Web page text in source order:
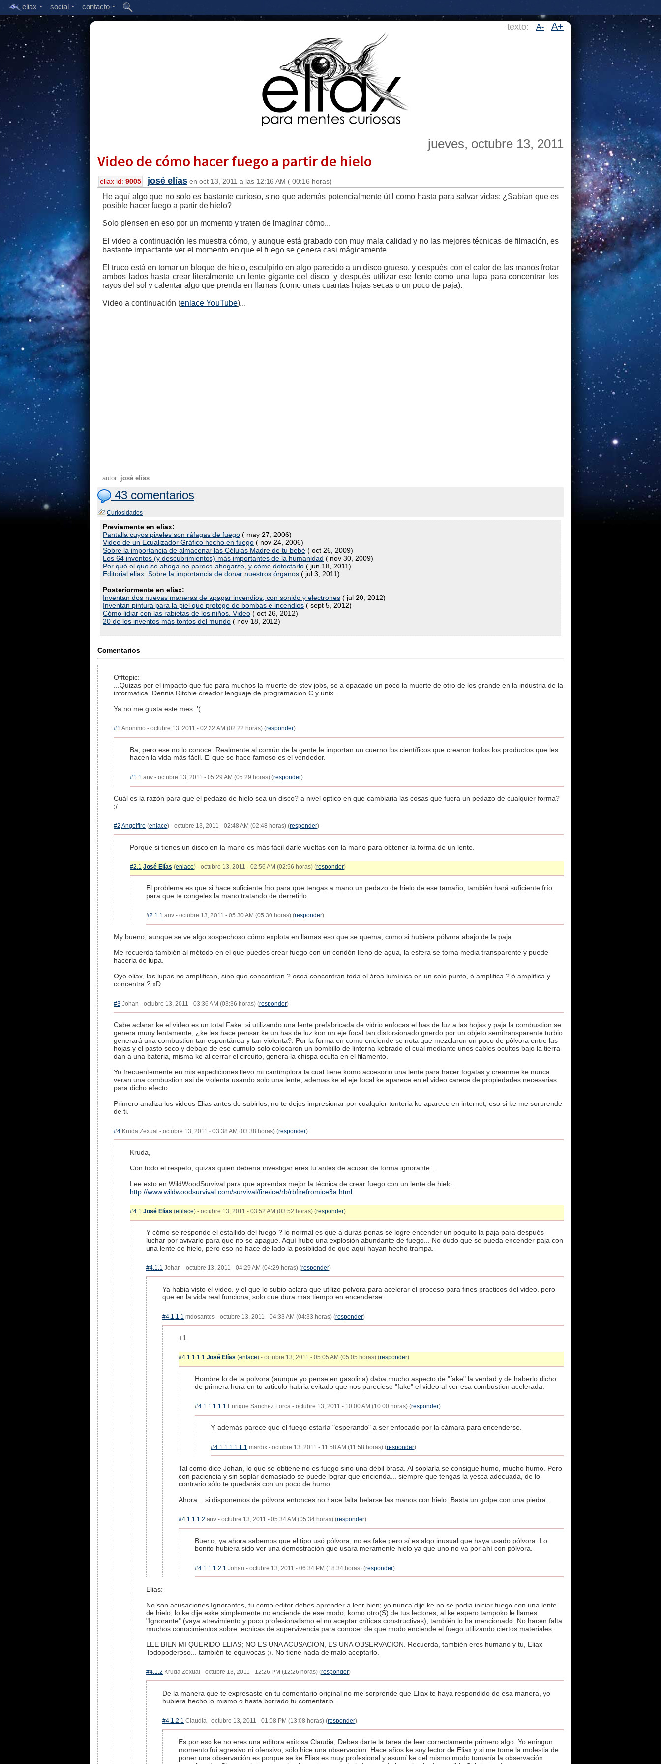
eliax social contacto
texto: A- A+
jueves, octubre 13, 2011
Video de cómo hacer fuego a partir de hielo
eliax id: 9005 josé elías en oct 13, 2011 a las 12:16 AM ( 00:16 horas)
He aquí algo que no solo es bastante curioso, sino que además potencialmente útil como hasta para salvar vidas: ¿Sabían que es
posible hacer fuego a partir de hielo?
Solo piensen en eso por un momento y traten de imaginar cómo...
El video a continuación les muestra cómo, y aunque está grabado con muy mala calidad y no las mejores técnicas de filmación, es
bastante impactante ver el momento en que el fuego se genera casi mágicamente.
El truco está en tomar un bloque de hielo, esculpirlo en algo parecido a un disco grueso, y después con el calor de las manos frotar
ambos lados hasta crear literalmente un lente gigante del disco, y después utilizar ese lente como una lupa para concentrar los
rayos del sol y calentar algo que prenda en llamas (como unas cuantas hojas secas o un poco de paja).
Video a continuación (enlace YouTube)...
autor: josé elías
43 comentarios
Curiosidades
Previamente en eliax:
Pantalla cuyos pixeles son ráfagas de fuego ( may 27, 2006)
Video de un Ecualizador Gráfico hecho en fuego ( nov 24, 2006)
Sobre la importancia de almacenar las Células Madre de tu bebé ( oct 26, 2009)
Los 64 inventos (y descubrimientos) más importantes de la humanidad ( nov 30, 2009)
Por qué el que se ahoga no parece ahogarse, y cómo detectarlo ( jun 18, 2011)
Editorial eliax: Sobre la importancia de donar nuestros órganos ( jul 3, 2011)
Posteriormente en eliax:
Inventan dos nuevas maneras de apagar incendios, con sonido y electrones ( jul 20, 2012)
Inventan pintura para la piel que protege de bombas e incendios ( sept 5, 2012)
Cómo lidiar con las rabietas de los niños. Video ( oct 26, 2012)
20 de los inventos más tontos del mundo ( nov 18, 2012)
Comentarios
Offtopic:
...Quizas por el impacto que fue para muchos la muerte de stev jobs, se a opacado un poco la muerte de otro de los grande en la industria de la
informatica. Dennis Ritchie creador lenguaje de programacion C y unix.
Ya no me gusta este mes :'(
#1 Anonimo - octubre 13, 2011 - 02:22 AM (02:22 horas) (responder)
Ba, pero ese no lo conoce. Realmente al común de la gente le importan un cuerno los científicos que crearon todos los productos que les
hacen la vida más fácil. El que se hace famoso es el vendedor.
#1.1 anv - octubre 13, 2011 - 05:29 AM (05:29 horas) (responder)
Cuál es la razón para que el pedazo de hielo sea un disco? a nivel optico en que cambiaria las cosas que fuera un pedazo de cualquier forma?
:/
#2 Angelfire (enlace) - octubre 13, 2011 - 02:48 AM (02:48 horas) (responder)
Porque si tienes un disco en la mano es más fácil darle vueltas con la mano para obtener la forma de un lente.
#2.1 José Elías (enlace) - octubre 13, 2011 - 02:56 AM (02:56 horas) (responder)
El problema es que si hace suficiente frío para que tengas a mano un pedazo de hielo de ese tamaño, también hará suficiente frío
para que te congeles la mano tratando de derretirlo.
#2.1.1 anv - octubre 13, 2011 - 05:30 AM (05:30 horas) (responder)
My bueno, aunque se ve algo sospechoso cómo explota en llamas eso que se quema, como si hubiera pólvora abajo de la paja.
Me recuerda también al método en el que puedes crear fuego con un condón lleno de agua, la esfera se torna media transparente y puede
hacerla de lupa.
Oye eliax, las lupas no amplifican, sino que concentran ? osea concentran toda el área lumínica en un solo punto, ó amplifica ? ó amplifica y
concentra ? xD.
#3 Johan - octubre 13, 2011 - 03:36 AM (03:36 horas) (responder)
Cabe aclarar ke el video es un total Fake: si utilizando una lente prefabricada de vidrio enfocas el has de luz a las hojas y paja la combustion se
genera muuy lentamente, ¿ke les hace pensar ke un has de luz kon un eje focal tan distorsionado gnerdo por un objeto semitransparente turbio
generará una combustion tan espontánea y tan violenta?. Por la forma en como enciende se nota que mezclaron un poco de pólvora entre las
hojas y el pasto seco y debajo de ese cumulo solo colocaron un bombillo de linterna kebrado el cual mediante unos cables ocultos bajo la tierra
dan a una bateria, misma ke al cerrar el circuito, genera la chispa oculta en el filamento.
Yo frecuentemente en mis expediciones llevo mi cantimplora la cual tiene komo accesorio una lente para hacer fogatas y creanme ke nunca
veran una combustion asi de violenta usando solo una lente, ademas ke el eje focal ke aparece en el video carece de propiedades necesarias
para dicho efecto.
Primero analiza los videos Elias antes de subirlos, no te dejes impresionar por cualquier tonteria ke aparece en internet, eso si ke me sorprende
de ti.
#4 Kruda Zexual - octubre 13, 2011 - 03:38 AM (03:38 horas) (responder)
Kruda,
Con todo el respeto, quizás quien debería investigar eres tu antes de acusar de forma ignorante...
Lee esto en WildWoodSurvival para que aprendas mejor la técnica de crear fuego con un lente de hielo:
http://www.wildwoodsurvival.com/survival/fire/ice/rb/rbfirefromice3a.html
#4.1 José Elías (enlace) - octubre 13, 2011 - 03:52 AM (03:52 horas) (responder)
Y cómo se responde el estallido del fuego ? lo normal es que a duras penas se logre encender un poquito la paja para después
luchar por avivarlo para que no se apague. Aquí hubo una explosión abundante de fuego... No dudo que se pueda encender paja con
una lente de hielo, pero eso no hace de lado la posiblidad de que aquí hayan hecho trampa.
#4.1.1 Johan - octubre 13, 2011 - 04:29 AM (04:29 horas) (responder)
Ya habia visto el video, y el que lo subio aclara que utilizo polvora para acelerar el proceso para fines practicos del video, pero
que en la vida real funciona, solo que dura mas tiempo en encenderse.
#4.1.1.1 mdosantos - octubre 13, 2011 - 04:33 AM (04:33 horas) (responder)
+1
#4.1.1.1.1 José Elías (enlace) - octubre 13, 2011 - 05:05 AM (05:05 horas) (responder)
Hombre lo de la polvora (aunque yo pense en gasolina) daba mucho aspecto de "fake" la verdad y de haberlo dicho
de primera hora en tu articulo habria evitado que nos pareciese "fake" el video al ver esa combustion acelerada.
#4.1.1.1.1.1 Enrique Sanchez Lorca - octubre 13, 2011 - 10:00 AM (10:00 horas) (responder)
Y además parece que el fuego estaría "esperando" a ser enfocado por la cámara para encenderse.
#4.1.1.1.1.1.1 mardix - octubre 13, 2011 - 11:58 AM (11:58 horas) (responder)
Tal como dice Johan, lo que se obtiene no es fuego sino una débil brasa. Al soplarla se consigue humo, mucho humo. Pero
con paciencia y sin soplar demasiado se puede lograr que encienda... siempre que tengas la yesca adecuada, de lo
contrario sólo te quedarás con un poco de humo.
Ahora... si disponemos de pólvora entonces no hace falta helarse las manos con hielo. Basta un golpe con una piedra.
#4.1.1.1.2 anv - octubre 13, 2011 - 05:34 AM (05:34 horas) (responder)
Bueno, ya ahora sabemos que el tipo usó pólvora, no es fake pero sí es algo inusual que haya usado pólvora. Lo
bonito hubiera sido ver una demostración que usara meramente hielo ya que uno no va por ahí con pólvora.
#4.1.1.1.2.1 Johan - octubre 13, 2011 - 06:34 PM (18:34 horas) (responder)
Elias:
No son acusaciones Ignorantes, tu como editor debes aprender a leer bien; yo nunca dije ke no se podia iniciar fuego con una lente
de hielo, lo ke dije eske simplemente no enciende de ese modo, komo otro(S) de tus lectores, al ke espero tampoko le llames
"Ignorante" (vaya atrevimiento y poco profesionalismo el no aceptar críticas constructivas), también lo ha mencionado. No hacen falta
muchos conocimientos sobre tecnicas de supervivencia para conocer de que modo enciende el fuego utilizando ciertos materiales.
LEE BIEN MI QUERIDO ELIAS; NO ES UNA ACUSACION, ES UNA OBSERVACION. Recuerda, también eres humano y tu, Eliax
Todopoderoso... también te equivocas ;). No tiene nada de malo aceptarlo.
#4.1.2 Kruda Zexual - octubre 13, 2011 - 12:26 PM (12:26 horas) (responder)
De la manera que te expresaste en tu comentario original no me sorprende que Eliax te haya respondido de esa manera, yo
hubiera hecho lo mismo o hasta borrado tu comentario.
#4.1.2.1 Claudia - octubre 13, 2011 - 01:08 PM (13:08 horas) (responder)
Es por eso ke no eres una editora exitosa Claudia, Debes darte la tarea de leer correctamente primero algo. Yo eningun
momento fui agresivo ni ofensivo, sólo hice una observación. Hace años ke soy lector de Eliax y si me tome la molestia de
poner una observación es porque se ke Elias es muy profesional y asumí ke del mismo modo tomaría la observación